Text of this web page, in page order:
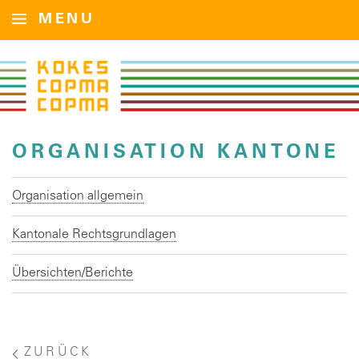
MENU
ORGANISATION KANTONE
Organisation allgemein
Kantonale Rechtsgrundlagen
Übersichten/Berichte
ZURÜCK